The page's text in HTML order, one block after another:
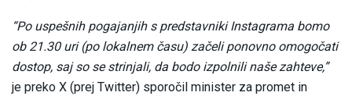
“Po uspešnih pogajanjih s predstavniki Instagrama bomo
ob 21.30 uri (po lokalnem času) začeli ponovno omogočati
dostop, saj so se strinjali, da bodo izpolnili naše zahteve,”
je preko X (prej Twitter) sporočil minister za promet in